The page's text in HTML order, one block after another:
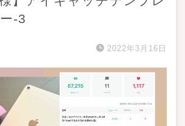
-3
2022年3月16日